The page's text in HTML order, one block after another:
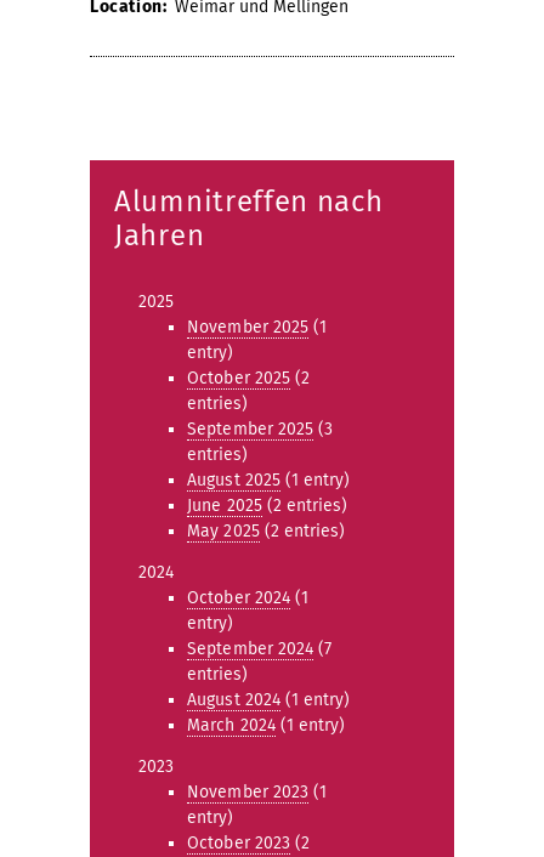
Location: Weimar und Mellingen
Alumnitreffen nach
Jahren
2025
November 2025 (1
entry)
October 2025 (2
entries)
September 2025 (3
entries)
August 2025 (1 entry)
June 2025(2 entries)
May 2025(2 entries)
2024
October 2024 (1
entry)
September 2024 (7
entries)
August 2024 (1 entry)
March 2024 (1 entry)
2023
November 2023 (1
entry)
October 2023 (2